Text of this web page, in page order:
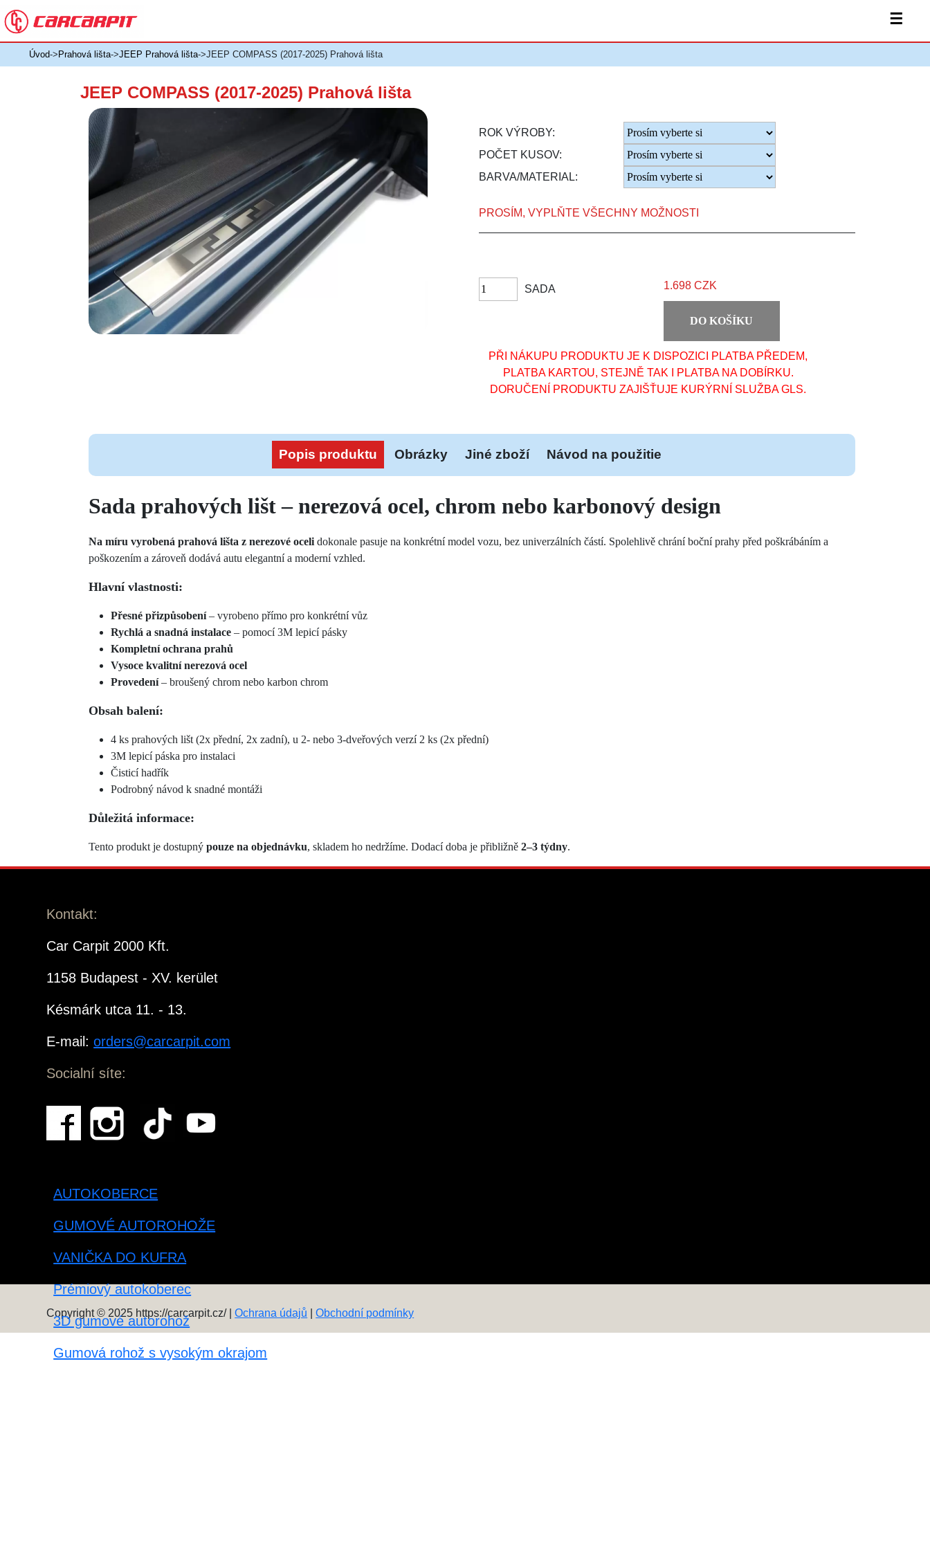
☰
Úvod-> Prahová lišta->JEEP Prahová lišta->JEEP COMPASS (2017-2025) Prahová lišta
JEEP COMPASS (2017-2025) Prahová lišta
ROK VÝROBY:
POČET KUSOV:
BARVA/MATERIAL:
PROSÍM, VYPLŇTE VŠECHNY MOŽNOSTI
SADA 1.698 CZK
DO KOŠÍKU
PŘI NÁKUPU PRODUKTU JE K DISPOZICI PLATBA PŘEDEM,
PLATBA KARTOU, STEJNĚ TAK I PLATBA NA DOBÍRKU.
DORUČENÍ PRODUKTU ZAJIŠŤUJE KURÝRNÍ SLUŽBA GLS.
Popis produktu Obrázky Jiné zboží Návod na použitie
Sada prahových lišt – nerezová ocel, chrom nebo karbonový design
Na míru vyrobená prahová lišta z nerezové ocelidokonale pasuje na konkrétní model vozu, bez univerzálních částí. Spolehlivě chrání boční prahy před poškrábáním a
poškozením a zároveň dodává autu elegantní a moderní vzhled.
Hlavní vlastnosti:
Přesné přizpůsobení– vyrobeno přímo pro konkrétní vůz
Rychlá a snadná instalace– pomocí 3M lepicí pásky
Kompletní ochrana prahů
Vysoce kvalitní nerezová ocel
Provedení– broušený chrom nebo karbon chrom
Obsah balení:
4 ks prahových lišt (2x přední, 2x zadní), u 2- nebo 3-dveřových verzí 2 ks (2x přední)
3M lepicí páska pro instalaci
Čisticí hadřík
Podrobný návod k snadné montáži
Důležitá informace:
Tento produkt je dostupný pouze na objednávku, skladem ho nedržíme. Dodací doba je přibližně 2–3 týdny.
Kontakt:
Car Carpit 2000 Kft.
1158 Budapest - XV. kerület
Késmárk utca 11. - 13.
E-mail:orders@carcarpit.com
Socialní síte:
AUTOKOBERCE
GUMOVÉ AUTOROHOŽE
VANIČKA DO KUFRA
Prémiový autokoberec
3D gumové autorohož
Gumová rohož s vysokým okrajom
Copyright © 2025 https://carcarpit.cz/ |Ochrana údajů |Obchodní podmínky